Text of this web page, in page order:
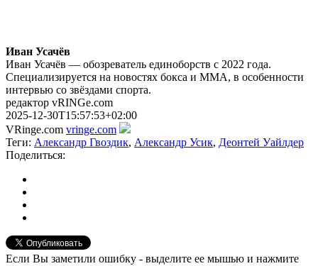
Иван Усачёв
Иван Усачёв — обозреватель единоборств с 2022 года.
Специализируется на новостях бокса и ММА, в особенности
интервью со звёздами спорта.
редактор vRINGe.com
2025-12-30T15:57:53+02:00
VRinge.com vringe.com
Теги: Александр Гвоздик, Александр Усик, Деонтей Уайлдер
Поделиться:
Если Вы заметили ошибку - выделите ее мышью и нажмите